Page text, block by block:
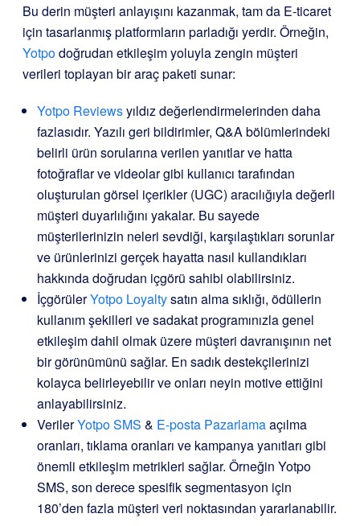
Bu derin müşteri anlayışını kazanmak, tam da E-ticaret
için tasarlanmış platformların parladığı yerdir. Örneğin,
Yotpodoğrudan etkileşim yoluyla zengin müşteri
verileri toplayan bir araç paketi sunar:
Yotpo Reviewsyıldız değerlendirmelerinden daha
fazlasıdır. Yazılı geri bildirimler, Q&A bölümlerindeki
belirli ürün sorularına verilen yanıtlar ve hatta
fotoğraflar ve videolar gibi kullanıcı tarafından
oluşturulan görsel içerikler (UGC) aracılığıyla değerli
müşteri duyarlılığını yakalar. Bu sayede
müşterilerinizin neleri sevdiği, karşılaştıkları sorunlar
ve ürünlerinizi gerçek hayatta nasıl kullandıkları
hakkında doğrudan içgörü sahibi olabilirsiniz.
İçgörülerYotpo Loyaltysatın alma sıklığı, ödüllerin
kullanım şekilleri ve sadakat programınızla genel
etkileşim dahil olmak üzere müşteri davranışının net
bir görünümünü sağlar. En sadık destekçilerinizi
kolayca belirleyebilir ve onları neyin motive ettiğini
anlayabilirsiniz.
VerilerYotpo SMS & E-posta Pazarlamaaçılma
oranları, tıklama oranları ve kampanya yanıtları gibi
önemli etkileşim metrikleri sağlar. Örneğin Yotpo
SMS, son derece spesifik segmentasyon için
180’den fazla müşteri veri noktasından yararlanabilir.